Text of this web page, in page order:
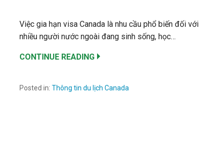
Việc gia hạn visa Canada là nhu cầu phổ biến đối với
nhiều người nước ngoài đang sinh sống, học…
CONTINUE READING
Posted in: Thông tin du lịch Canada